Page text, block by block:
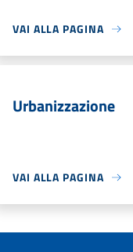
VAI ALLA PAGINA
Urbanizzazione
VAI ALLA PAGINA